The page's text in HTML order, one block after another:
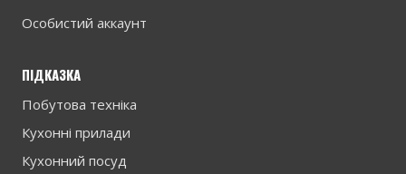
Особистий аккаунт
ПІДКАЗКА
Побутова техніка
Кухонні прилади
Кухонний посуд